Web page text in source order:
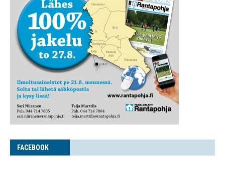
FACE­BOOK